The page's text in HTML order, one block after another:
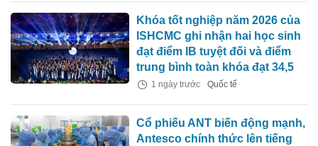
Khóa tốt nghiệp năm 2026 của
ISHCMC ghi nhận hai học sinh
đạt điểm IB tuyệt đối và điểm
trung bình toàn khóa đạt 34,5
1 ngày trước Quốc tế
Cổ phiếu ANT biến động mạnh,
Antesco chính thức lên tiếng